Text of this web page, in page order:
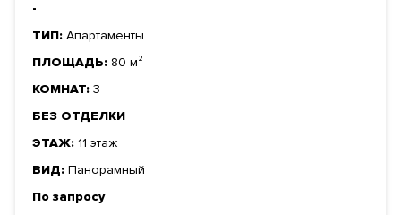
-
ТИП: Апартаменты
ПЛОЩАДЬ: 80 м²
КОМНАТ: 3
БЕЗ ОТДЕЛКИ
ЭТАЖ: 11 этаж
ВИД: Панорамный
По запросу